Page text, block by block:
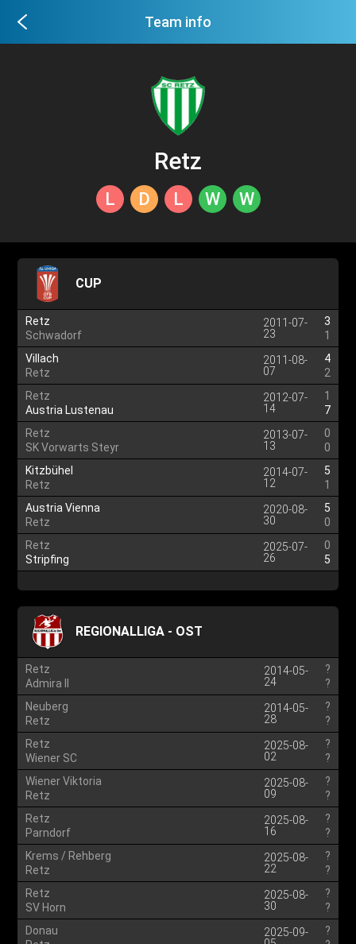
Team info
Retz
L D L W W
CUP
Retz
Schwadorf
2011-07-
23
3
1
Villach
Retz
2011-08-
07
4
2
Retz
Austria Lustenau
2012-07-
14
1
7
Retz
SK Vorwarts Steyr
2013-07-
13
0
0
Kitzbühel
Retz
2014-07-
12
5
1
Austria Vienna
Retz
2020-08-
30
5
0
Retz
Stripfing
2025-07-
26
0
5
REGIONALLIGA - OST
Retz
Admira II
2014-05-
24
?
?
Neuberg
Retz
2014-05-
28
?
?
Retz
Wiener SC
2025-08-
02
?
?
Wiener Viktoria
Retz
2025-08-
09
?
?
Retz
Parndorf
2025-08-
16
?
?
Krems / Rehberg
Retz
2025-08-
22
?
?
Retz
SV Horn
2025-08-
30
?
?
Donau
2025-09-
?